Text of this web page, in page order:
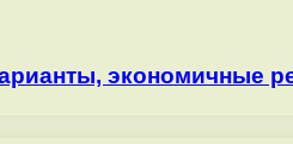
экономичные